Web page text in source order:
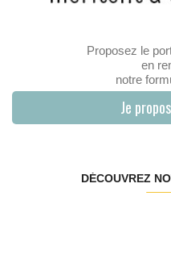
Proposez le
en
notre
Je
DÉCOUVREZ